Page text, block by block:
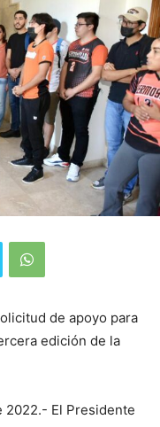
de apoyo para
edición de la
2022.- El Presidente